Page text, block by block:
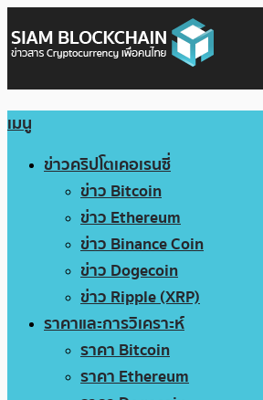
เมนู
ข่าวคริปโตเคอเรนซี่
ข่าว Bitcoin
ข่าว Ethereum
ข่าว Binance Coin
ข่าว Dogecoin
ข่าว Ripple (XRP)
ราคาและการวิเคราะห์
ราคา Bitcoin
ราคา Ethereum